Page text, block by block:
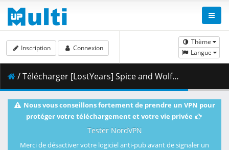
Thème
Langue
Inscription Connexion
/ Télécharger [LostYears] Spice and Wolf - Merchant Meets the Wise Wolf - S01E08 (WEB 1080p x265 10-bit AAC E-AC-3) [5453C842].mkv.002 ( 411.16 MB )
Nous vous conseillons fortement de prendre un VPN pour
protéger votre téléchargement et votre vie privée
Tester NordVPN
Merci de désactiver votre logiciel anti-pub avant de signaler un